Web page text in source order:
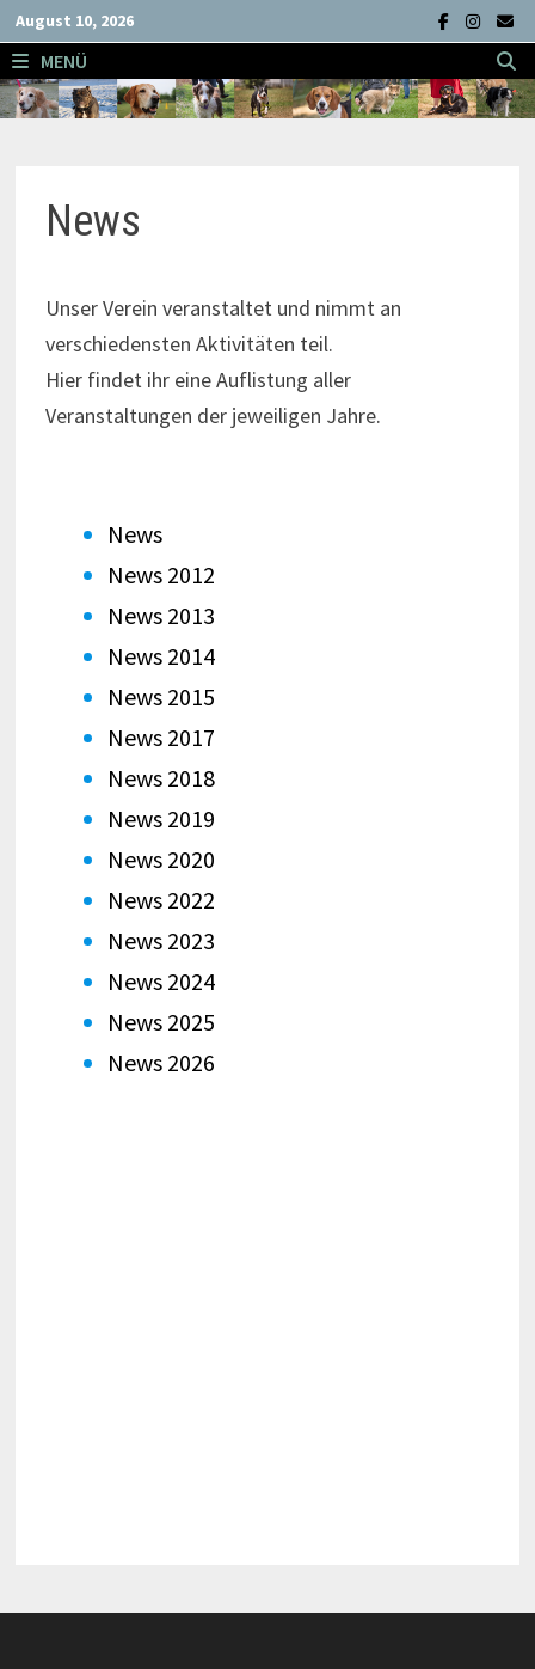
Zum
Inhalt
springen
August 10, 2026
MENÜ
News
Unser Verein veranstaltet und nimmt an
verschiedensten Aktivitäten teil.
Hier findet ihr eine Auflistung aller
Veranstaltungen der jeweiligen Jahre.
News
News 2012
News 2013
News 2014
News 2015
News 2017
News 2018
News 2019
News 2020
News 2022
News 2023
News 2024
News 2025
News 2026